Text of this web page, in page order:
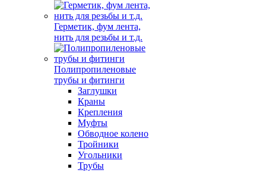
Герметик, фум лента,
нить для резьбы и т.д.
Полипропиленовые
трубы и фитинги
Заглушки
Краны
Крепления
Муфты
Обводное колено
Тройники
Угольники
Трубы